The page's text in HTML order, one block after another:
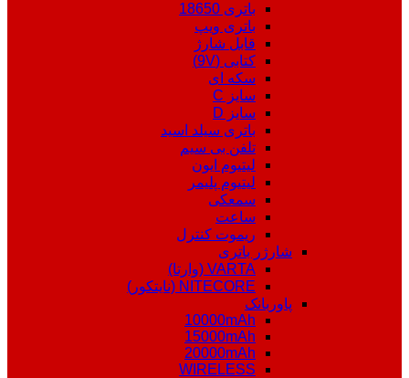
باتری 18650
باتری ویپ
قابل شارژ
کتابی (9V)
سکه ای
سایز C
سایز D
باتری سیلد اسید
تلفن بی سیم
لیتیوم ایون
لیتیوم پلیمر
سمعکی
ساعت
ریموت کنترل
شارژر باتری
VARTA (وارتا)
NITECORE (نایتکور)
پاوربانک
10000mAh
15000mAh
20000mAh
WIRELESS